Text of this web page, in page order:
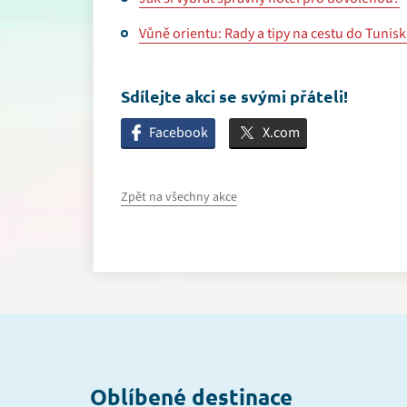
Vůně orientu: Rady a tipy na cestu do
Sdílejte akci se svými přáteli!
Facebook X.com
Zpět na všechny akce
Oblíbené destinace